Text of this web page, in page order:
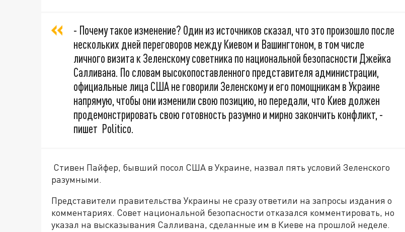
- Почему такое изменение? Один из источников сказал, что это произошло после
нескольких дней переговоров между Киевом и Вашингтоном, в том числе
личного визита к Зеленскому советника по национальной безопасности Джейка
Салливана. По словам высокопоставленного представителя администрации,
официальные лица США не говорили Зеленскому и его помощникам в Украине
напрямую, чтобы они изменили свою позицию, но передали, что Киев должен
продемонстрировать свою готовность разумно и мирно закончить конфликт, -
пишет Politico.
Стивен Пайфер, бывший посол США в Украине, назвал пять условий Зеленского
разумными.
Представители правительства Украины не сразу ответили на запросы издания о
комментариях. Совет национальной безопасности отказался комментировать, но
указал на высказывания Салливана, сделанные им в Киеве на прошлой неделе.